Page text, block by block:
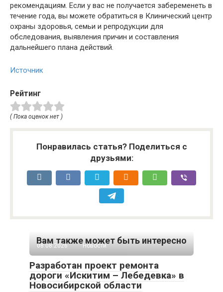
рекомендациям. Если у вас не получается забеременеть в
течение года, вы можете обратиться в Клинический центр
охраны здоровья, семьи и репродукции для
обследования, выявления причин и составления
дальнейшего плана действий.
Источник
Рейтинг
( Пока оценок нет )
Понравилась статья? Поделиться с
друзьями:
Вам также может быть интересно
08.08.2026 Новости
Разработан проект ремонта
дороги «Искитим – Лебедевка» в
Новосибирской области